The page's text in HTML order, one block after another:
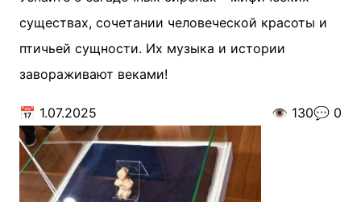
существах, сочетании человеческой красоты и
птичьей сущности. Их музыка и истории
завораживают веками!
📅 1.07.2025 👁️ 130💬 0